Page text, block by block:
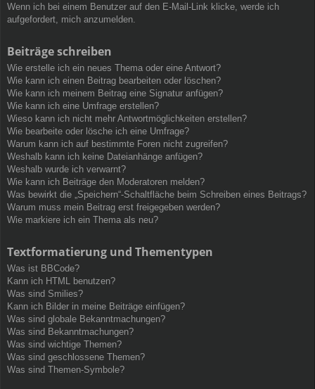
Wenn ich bei einem Benutzer auf den E-Mail-Link klicke, werde ich
aufgefordert, mich anzumelden.
Beiträge schreiben
Wie erstelle ich ein neues Thema oder eine Antwort?
Wie kann ich einen Beitrag bearbeiten oder löschen?
Wie kann ich meinem Beitrag eine Signatur anfügen?
Wie kann ich eine Umfrage erstellen?
Wieso kann ich nicht mehr Antwortmöglichkeiten erstellen?
Wie bearbeite oder lösche ich eine Umfrage?
Warum kann ich auf bestimmte Foren nicht zugreifen?
Weshalb kann ich keine Dateianhänge anfügen?
Weshalb wurde ich verwarnt?
Wie kann ich Beiträge den Moderatoren melden?
Was bewirkt die „Speichern“-Schaltfläche beim Schreiben eines Beitrags?
Warum muss mein Beitrag erst freigegeben werden?
Wie markiere ich ein Thema als neu?
Textformatierung und Thementypen
Was ist BBCode?
Kann ich HTML benutzen?
Was sind Smilies?
Kann ich Bilder in meine Beiträge einfügen?
Was sind globale Bekanntmachungen?
Was sind Bekanntmachungen?
Was sind wichtige Themen?
Was sind geschlossene Themen?
Was sind Themen-Symbole?